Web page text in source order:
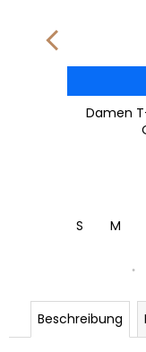
Damen
S M
Beschreibung